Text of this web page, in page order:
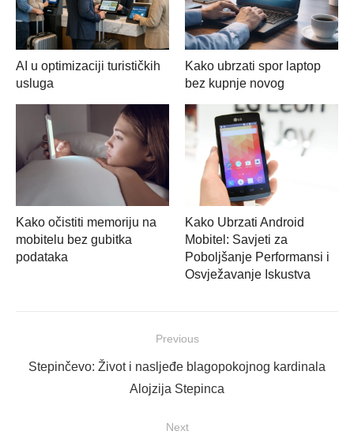
AI u optimizaciji turističkih
usluga
Kako ubrzati spor laptop
bez kupnje novog
Kako očistiti memoriju na
mobitelu bez gubitka
podataka
Kako Ubrzati Android
Mobitel: Savjeti za
Poboljšanje Performansi i
Osvježavanje Iskustva
objava
Previous
Previous
Stepinčevo: Život i nasljeđe blagopokojnog kardinala
Alojzija Stepinca
Next